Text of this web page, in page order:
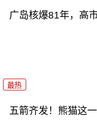
广岛核爆81年，高
最热
五箭齐发！熊猫这